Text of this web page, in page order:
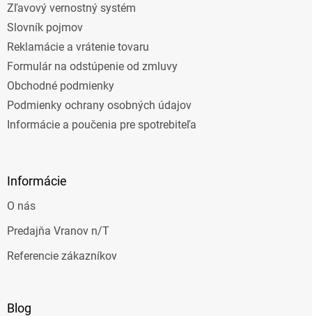
Zľavový vernostný systém
Slovník pojmov
Reklamácie a vrátenie tovaru
Formulár na odstúpenie od zmluvy
Obchodné podmienky
Podmienky ochrany osobných údajov
Informácie a poučenia pre spotrebiteľa
Informácie
O nás
Predajňa Vranov n/T
Referencie zákazníkov
Blog